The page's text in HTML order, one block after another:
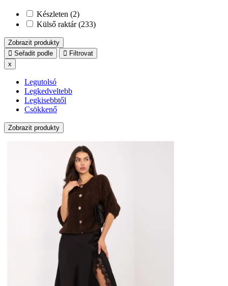
Készleten (2)
Külső raktár (233)
Zobrazit produkty
Seřadit podle
Filtrovat
x
Legutolsó
Legkedveltebb
Legkisebbtől
Csökkenő
Zobrazit produkty